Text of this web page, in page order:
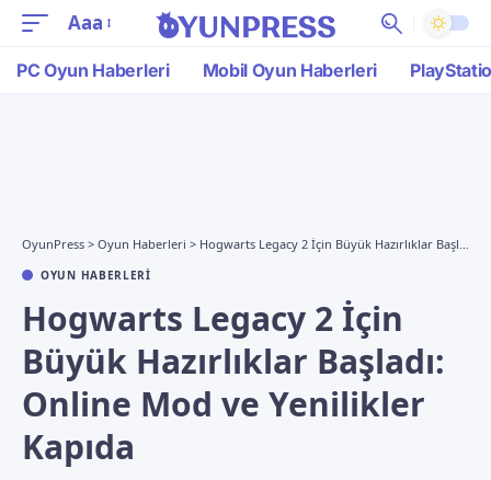
Aaa
PC Oyun Haberleri Mobil Oyun Haberleri
OyunPress > Oyun Haberleri > Hogwarts Legacy 2 İçin Büyük Hazırlıklar Başladı: Online Mod ve Yenilikler Kapıda
OYUN HABERLERI
Hogwarts Legacy 2 İçin
Büyük Hazırlıklar Başladı:
Online Mod ve Yenilikler
Kapıda